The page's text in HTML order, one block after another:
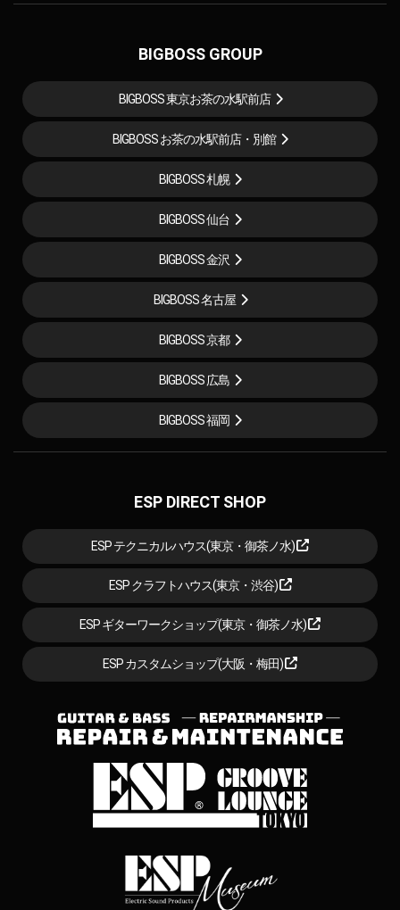
BIGBOSS GROUP
BIGBOSS 東京お茶の水駅前店
BIGBOSS お茶の水駅前店・別館
BIGBOSS 札幌
BIGBOSS 仙台
BIGBOSS 金沢
BIGBOSS 名古屋
BIGBOSS 京都
BIGBOSS 広島
BIGBOSS 福岡
ESP DIRECT SHOP
ESP テクニカルハウス(東京・御茶ノ水)
ESP クラフトハウス(東京・渋谷)
ESP ギターワークショップ(東京・御茶ノ水)
ESP カスタムショップ(大阪・梅田)